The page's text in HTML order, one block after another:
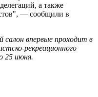
а также
— сообщили в
впервые проходит в
рекреационного
25 июня.